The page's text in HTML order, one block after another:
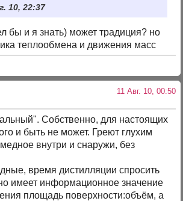
10, 22:37
бы и я знать) может традиция? но
теплообмена и движения масс
11 Авг. 10, 00:50
Собственно, для настоящих
и быть не может. Греют глухим
внутри и снаружи, без
время дистилляции спросить
имеет информационное значение
площадь поверхности:объём, а